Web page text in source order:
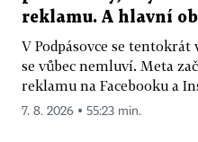
reklamu. A hlavní
V Podpásovce se
se vůbec nemluví. Meta
reklamu na Facebooku a
7. 8. 2026 ▪ 55:23 min.